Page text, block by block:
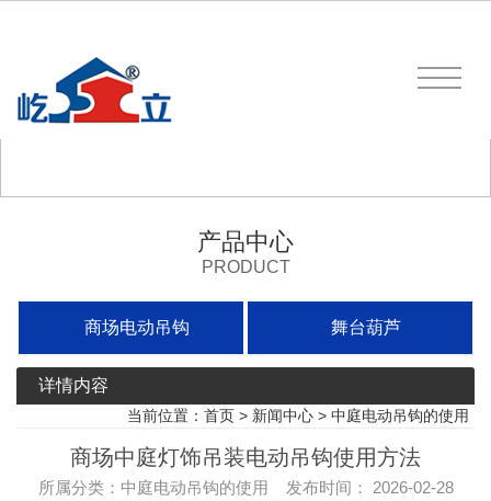
产品中心
PRODUCT
商场电动吊钩 舞台葫芦
详情内容
当前位置： 首页 > 新闻中心 > 中庭电动吊钩的使用
商场中庭灯饰吊装电动吊钩使用方法
所属分类：中庭电动吊钩的使用 发布时间： 2026-02-28